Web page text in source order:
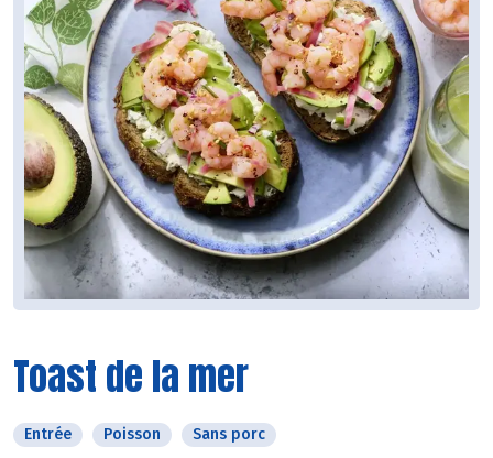
Toast de la mer
Entrée Poisson Sans porc